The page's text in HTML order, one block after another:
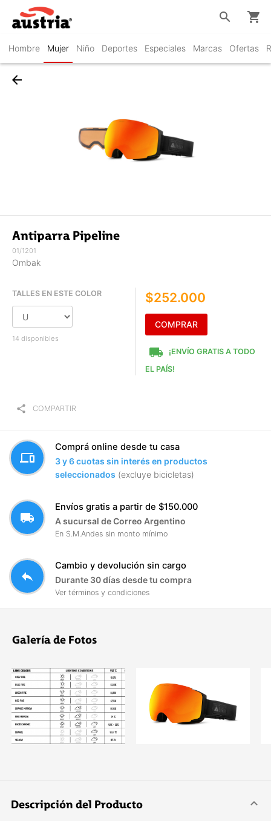
Hombre Mujer Niño Deportes Especiales Marcas Ofertas
search shopping_cart
arrow_back
Antiparra Pipeline
01/1201
Ombak
TALLES EN ESTE COLOR
14 disponibles
$252.000
COMPRAR
local_shipping
¡ENVÍO GRATIS A TODO
EL PAÍS!
share COMPARTIR
devices
Comprá online desde tu casa
3 y 6 cuotas sin interés en productos
seleccionados (excluye bicicletas)
local_shipping
Envíos gratis a partir de $150.000
A sucursal de Correo Argentino
En S.M.Andes sin monto mínimo
reply
Cambio y devolución sin cargo
Durante 30 días desde tu compra
Ver términos y condiciones
Galería de Fotos
Descripción del Producto